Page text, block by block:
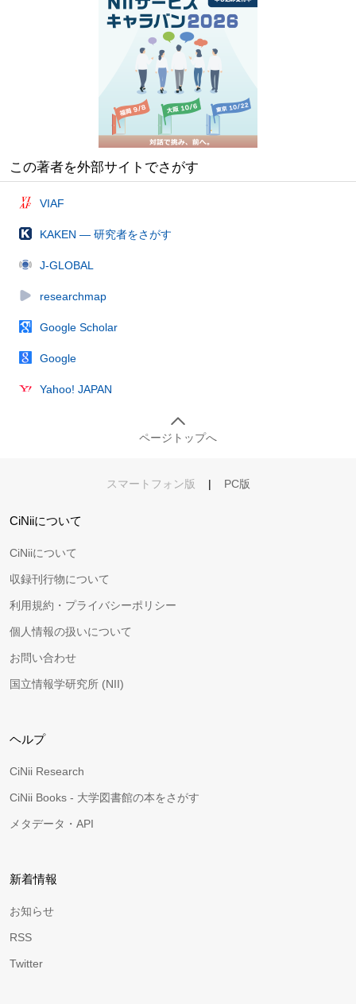
この著者を外部サイトでさがす
VIAF
KAKEN — 研究者をさがす
J-GLOBAL
researchmap
Google Scholar
Google
Yahoo! JAPAN
ページトップへ
スマートフォン版 | PC版
CiNiiについて
CiNiiについて
収録刊行物について
利用規約・プライバシーポリシー
個人情報の扱いについて
お問い合わせ
国立情報学研究所 (NII)
ヘルプ
CiNii Research
CiNii Books - 大学図書館の本をさがす
メタデータ・API
新着情報
お知らせ
RSS
Twitter